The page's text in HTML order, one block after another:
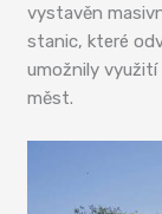
vystavěn
stanic, které
umožnily
měst.